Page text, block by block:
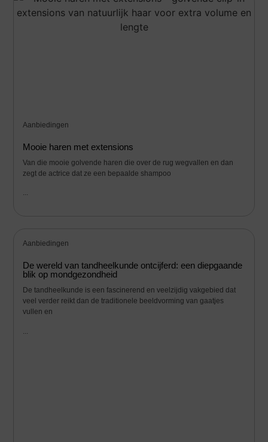
Aanbiedingen
Mooie haren met extensions
Van die mooie golvende haren die over de rug wegvallen en dan
zegt de actrice dat ze een bepaalde shampoo
...
Aanbiedingen
De wereld van tandheelkunde ontcijferd: een diepgaande
blik op mondgezondheid
De tandheelkunde is een fascinerend en veelzijdig vakgebied dat
veel verder reikt dan de traditionele beeldvorming van gaatjes
vullen en
...